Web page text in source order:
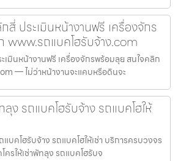
ประเมินหน้างานฟรี เครื่องจักร
www.รถแบคโฮรับจ้าง.com
มินหน้างานฟรี เครื่องจักรพร้อมลุย สนใจคลิก
— ไม่ว่าหน้างานจะแคบหรือดินจะ
ลุง รถแบคโฮรับจ้าง รถแบคโฮให้
แบคโฮรับจ้าง รถแบคโฮให้เช่า บริการครบวงจร
ครให้เช่าพัทลุง รถแบคโฮรับจ